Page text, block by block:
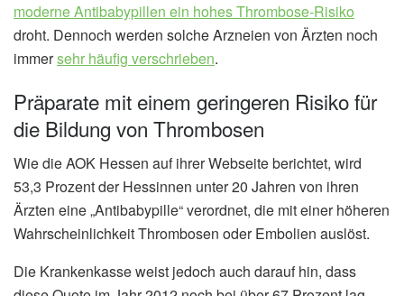
moderne Antibabypillen ein hohes Thrombose-Risiko
droht. Dennoch werden solche Arzneien von Ärzten noch
immersehr häufig verschrieben.
Präparate mit einem geringeren Risiko für
die Bildung von Thrombosen
Wie die AOK Hessen auf ihrer Webseite berichtet, wird
53,3 Prozent der Hessinnen unter 20 Jahren von ihren
Ärzten eine „Antibabypille“ verordnet, die mit einer höheren
Wahrscheinlichkeit Thrombosen oder Embolien auslöst.
Die Krankenkasse weist jedoch auch darauf hin, dass